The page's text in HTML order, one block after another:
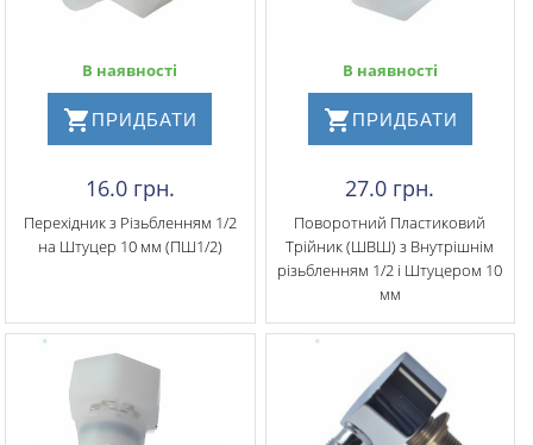
В наявності
ПРИДБАТИ
16.0 грн.
Перехідник з Різьбленням 1/2
на Штуцер 10 мм (ПШ1/2)
В наявності
ПРИДБАТИ
27.0 грн.
Поворотний Пластиковий
Трійник (ШВШ) з Внутрішнім
різьбленням 1/2 і Штуцером 10
мм